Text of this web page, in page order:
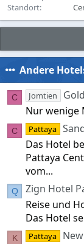
Standort
Andere
C Jomtien
Nur wenige
C Pattaya
Das Hotel
Pattaya
vom...
Q
Zign Hotel
Reise und
Das Hotel
K Pattaya